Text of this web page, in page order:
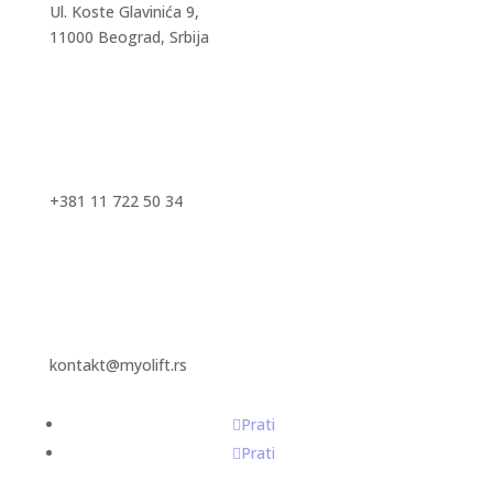
Ul. Koste Glavinića 9,
11000 Beograd, Srbija
+381 11 722 50 34
kontakt@myolift.rs
Prati
Prati